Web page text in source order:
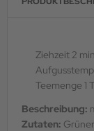
Ziehzeit 2 min
Teemenge 1
Beschreibung:
Zutaten: